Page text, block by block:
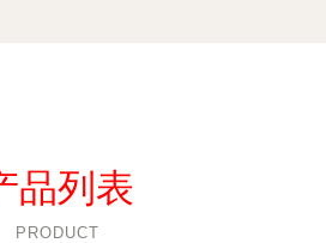
品列表
PRODUCT